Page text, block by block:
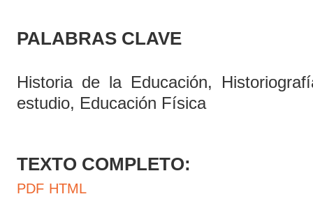
PALABRAS CLAVE
Historia de la Educación,
estudio, Educación Física
TEXTO COMPLETO:
PDF HTML